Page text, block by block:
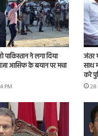
ने लगा दिया
आसिफ के बयान पर मचा
PM
जंतर
साथ
करे
28